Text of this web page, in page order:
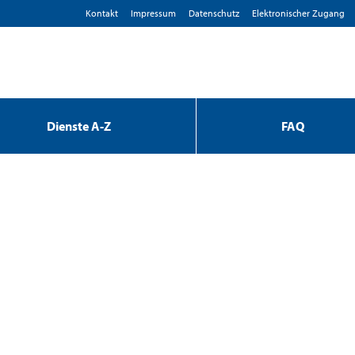
Kontakt Impressum D­atenschutz Elektronischer Zugang
Dienste A-Z FAQ